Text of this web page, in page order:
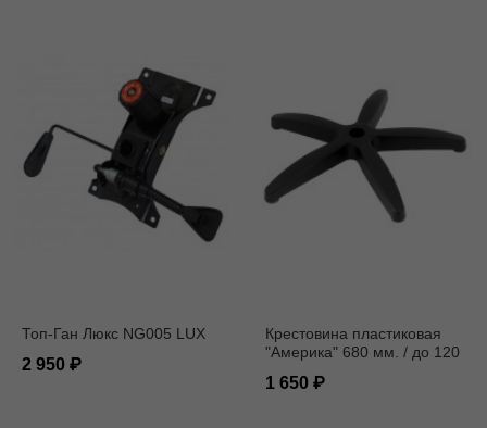
Топ-Ган Люкс NG005 LUX
2 950
Крестовина пластиковая
"Америка" 680 мм. / до 120
1 650